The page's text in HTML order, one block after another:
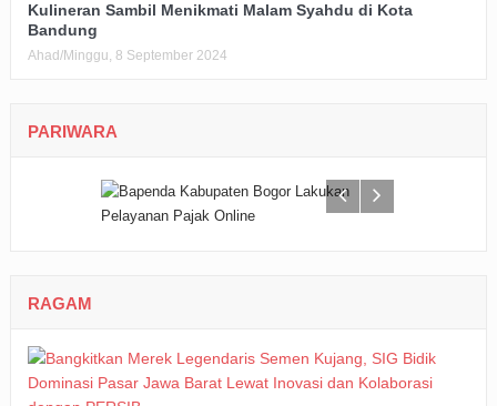
Kulineran Sambil Menikmati Malam Syahdu di Kota
Bandung
Ahad/Minggu, 8 September 2024
PARIWARA
RAGAM